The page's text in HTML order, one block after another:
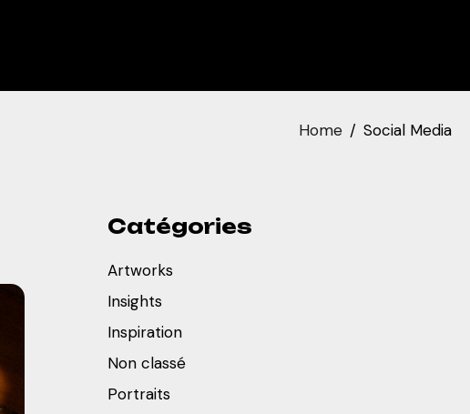
Home Social Media
Catégories
Artworks
Insights
Inspiration
Non classé
Portraits